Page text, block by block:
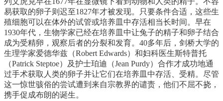
易获取的卵子则迟至1827年才被发现。只要条件合适，这些生
殖细胞可以在体外的试管或培养皿中存活相当长时间。早在
1930年代，生物学家已经在培养皿中让兔子的精子和卵子结合
成为受精卵，观察后者的分裂和发育。40多年后，剑桥大学的
生理学家爱德华兹（Robert Edwards）和妇科医生斯特普托
（Patrick Steptoe）及护士珀迪（Jean Purdy）合作才成功地通
过手术获取人类的卵子并让它们在培养皿中存活、受精。尽管
这一惊世骇俗的尝试遭到来自宗教界的谴责，他们不屈不挠，
携手促成布朗的诞生。